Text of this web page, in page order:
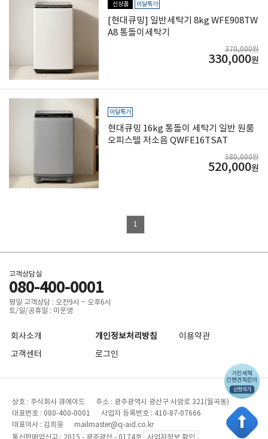
신상품 이달특가
[현대큐밍] 일반세탁기 8kg WFE908TW
A8 통돌이세탁기
370,000원
330,000원
이달특가
현대큐밍 16kg 통돌이 세탁기 일반 원룸
오피스텔 저소음 QWFE16TSAT
580,000원
520,000원
1
고객상담실
080-400-0001
평일 고객상담 : 오전9시 ~ 오후6시
토/일/공휴일 : 미운영
회사소개 개인정보처리방침
이용약관
고객센터
로그인
상호 : 주식회사 큐에이드 주소 : 광주광역시 광산구 사암로 321(월곡동)
대표번호 : 080-400-0001 사업자 등록번호 : 410-87-07666
대표이사 : 김희웅 mailmaster@q-aid.co.kr